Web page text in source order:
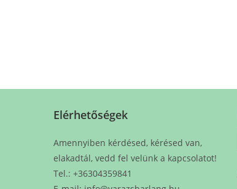
Elérhetőségek
Amennyiben kérdésed, kérésed van,
elakadtál, vedd fel velünk a kapcsolatot!
Tel.: +36304359841